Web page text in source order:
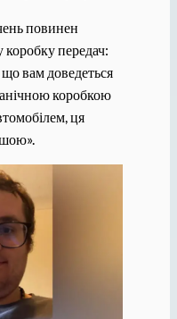
повинен
коробку передач:
вам доведеться
коробкою
ця